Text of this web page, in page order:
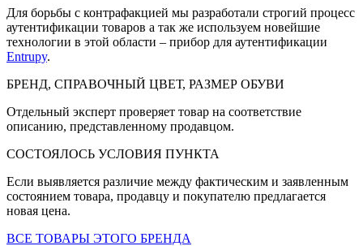
Для борьбы с контрафакцией мы разработали строгий процесс
аутентификации товаров а так же используем новейшие
технологии в этой области – прибор для аутентификации
Entrupy.
БРЕНД, СПРАВОЧНЫЙ ЦВЕТ, РАЗМЕР ОБУВИ
Отдельный эксперт проверяет товар на соответствие
описанию, представленному продавцом.
СОСТОЯЛОСЬ УСЛОВИЯ ПУНКТА
Если выявляется различие между фактическим и заявленным
состоянием товара, продавцу и покупателю предлагается
новая цена.
ВСЕ ТОВАРЫ ЭТОГО БРЕНДА